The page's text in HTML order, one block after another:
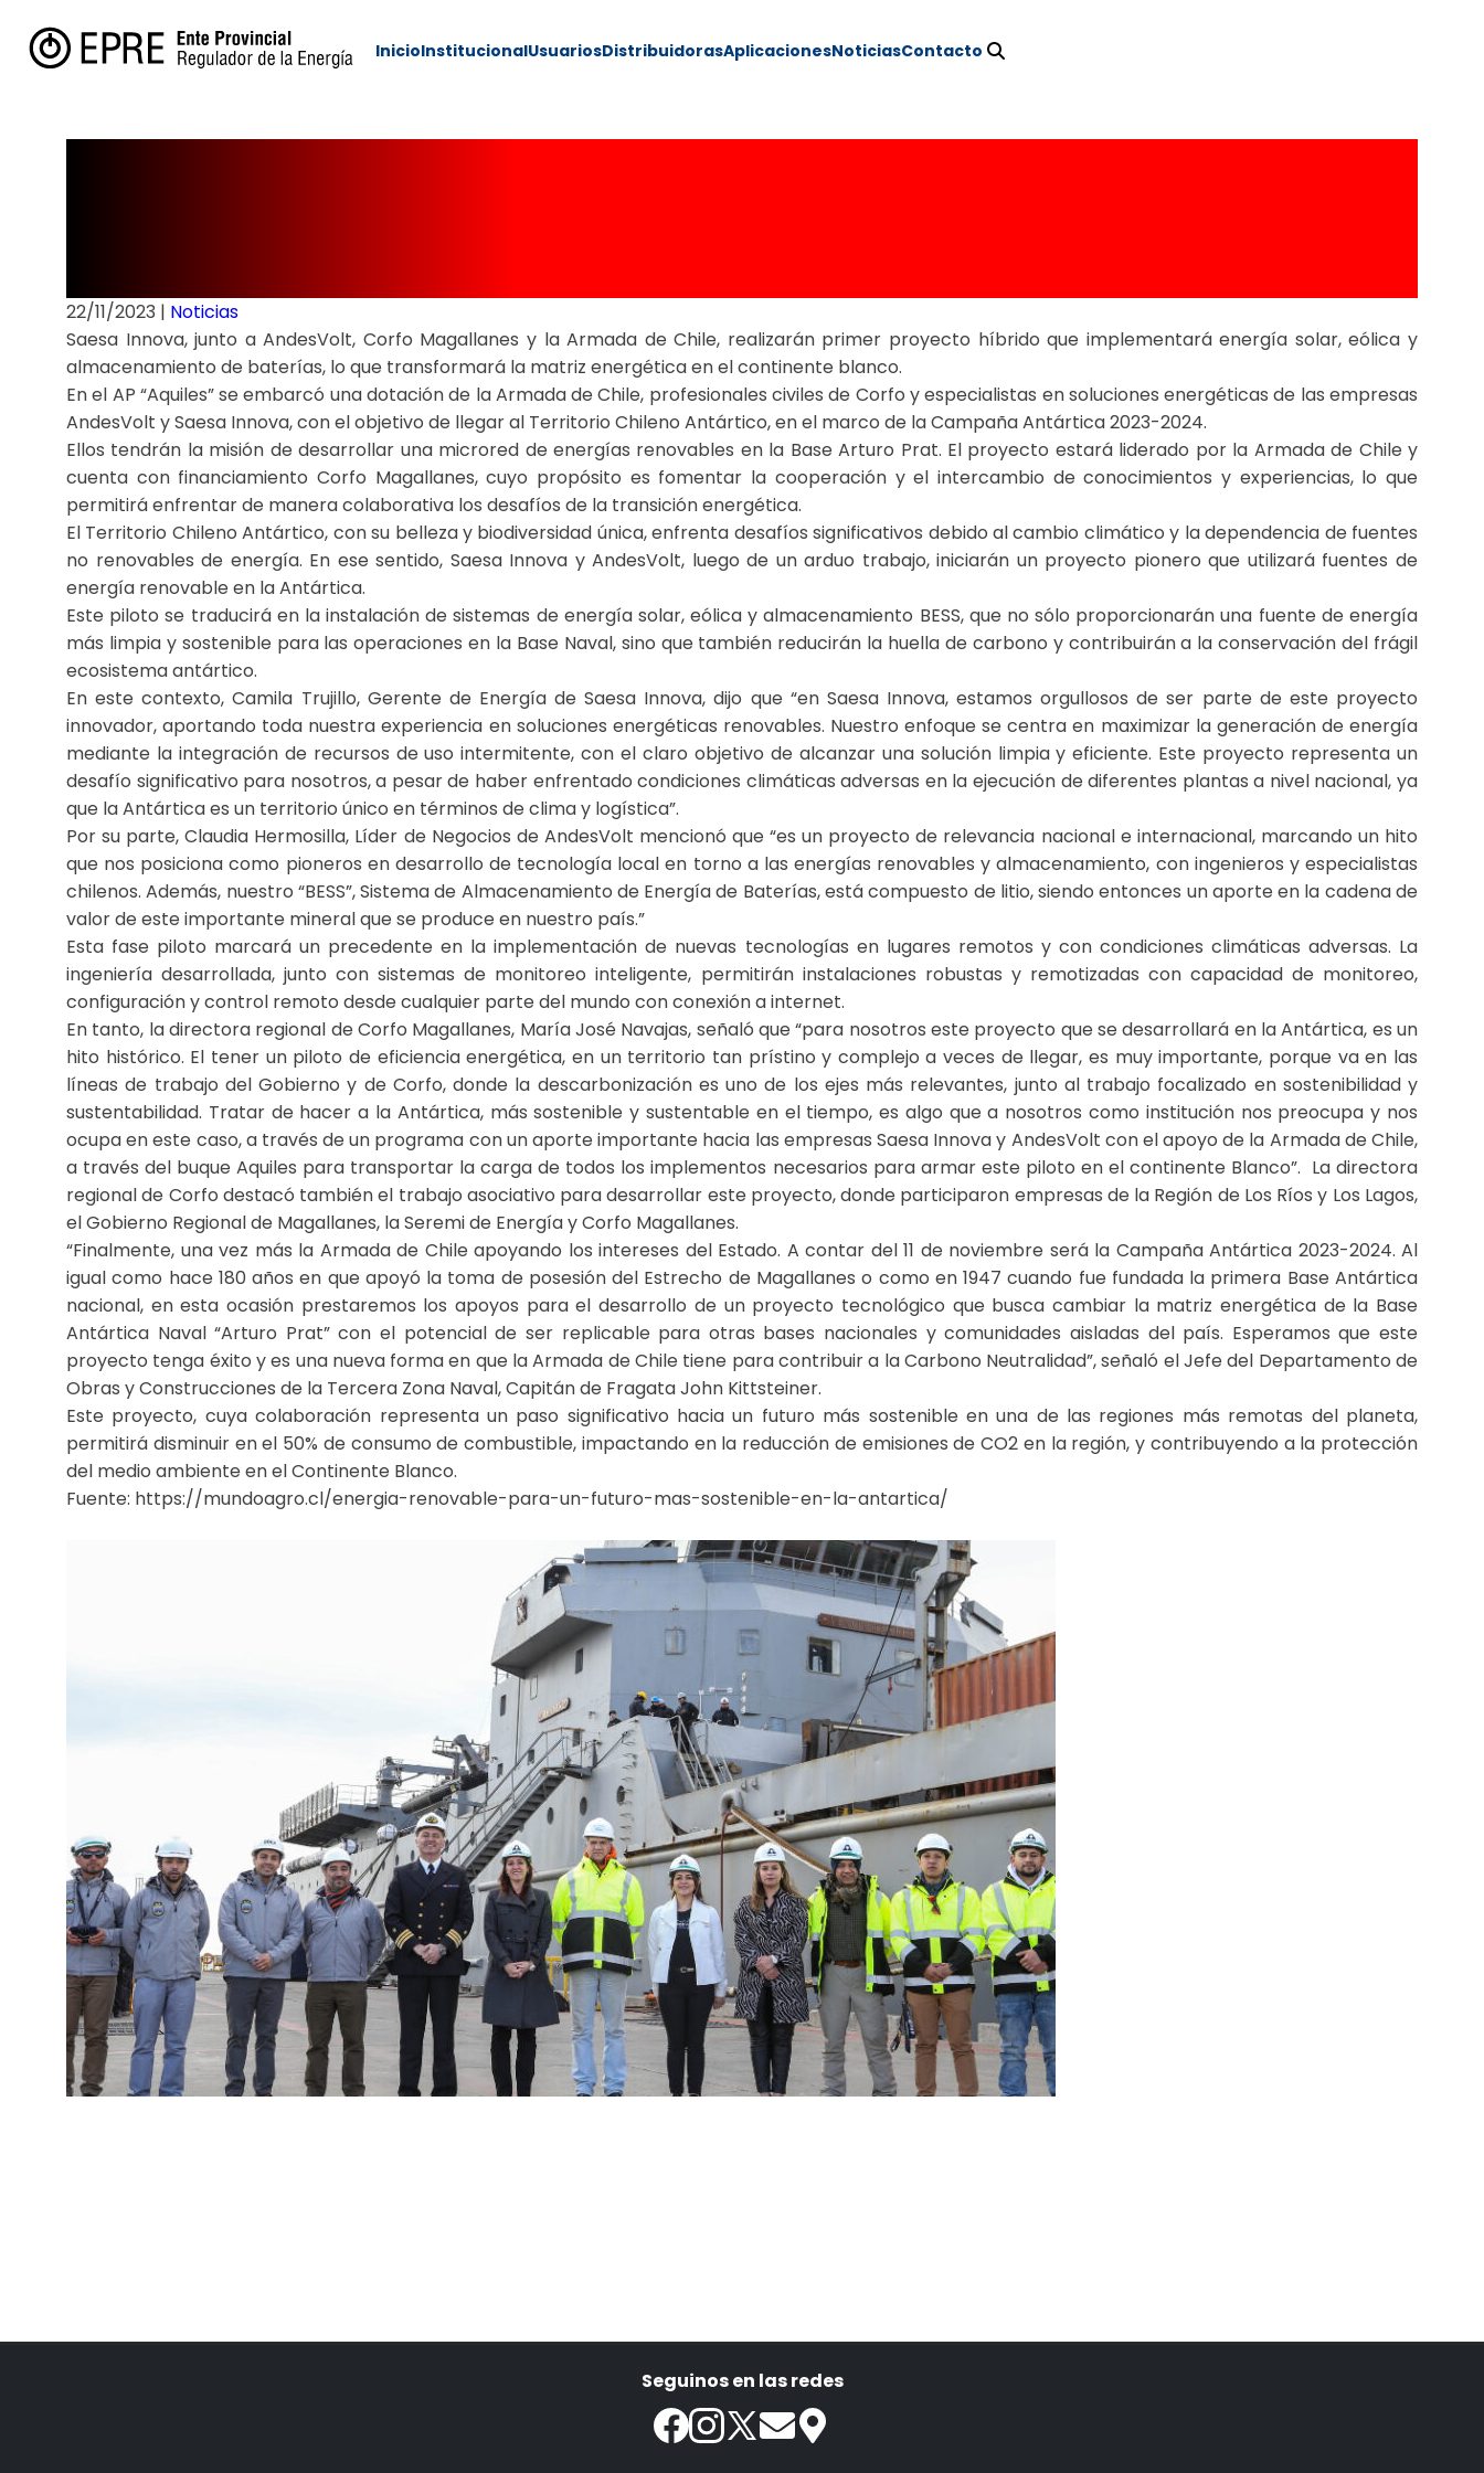
InicioInstitucionalUsuariosDistribuidorasAplicacionesNoticiasContacto
22/11/2023 | Noticias
Saesa Innova, junto a AndesVolt, Corfo Magallanes y la Armada de Chile, realizarán primer proyecto híbrido que implementará energía solar, eólica y
almacenamiento de baterías, lo que transformará la matriz energética en el continente blanco.
En el AP “Aquiles” se embarcó una dotación de la Armada de Chile, profesionales civiles de Corfo y especialistas en soluciones energéticas de las empresas
AndesVolt y Saesa Innova, con el objetivo de llegar al Territorio Chileno Antártico, en el marco de la Campaña Antártica 2023-2024.
Ellos tendrán la misión de desarrollar una microred de energías renovables en la Base Arturo Prat. El proyecto estará liderado por la Armada de Chile y
cuenta con financiamiento Corfo Magallanes, cuyo propósito es fomentar la cooperación y el intercambio de conocimientos y experiencias, lo que
permitirá enfrentar de manera colaborativa los desafíos de la transición energética.
El Territorio Chileno Antártico, con su belleza y biodiversidad única, enfrenta desafíos significativos debido al cambio climático y la dependencia de fuentes
no renovables de energía. En ese sentido, Saesa Innova y AndesVolt, luego de un arduo trabajo, iniciarán un proyecto pionero que utilizará fuentes de
energía renovable en la Antártica.
Este piloto se traducirá en la instalación de sistemas de energía solar, eólica y almacenamiento BESS, que no sólo proporcionarán una fuente de energía
más limpia y sostenible para las operaciones en la Base Naval, sino que también reducirán la huella de carbono y contribuirán a la conservación del frágil
ecosistema antártico.
En este contexto, Camila Trujillo, Gerente de Energía de Saesa Innova, dijo que “en Saesa Innova, estamos orgullosos de ser parte de este proyecto
innovador, aportando toda nuestra experiencia en soluciones energéticas renovables. Nuestro enfoque se centra en maximizar la generación de energía
mediante la integración de recursos de uso intermitente, con el claro objetivo de alcanzar una solución limpia y eficiente. Este proyecto representa un
desafío significativo para nosotros, a pesar de haber enfrentado condiciones climáticas adversas en la ejecución de diferentes plantas a nivel nacional, ya
que la Antártica es un territorio único en términos de clima y logística”.
Por su parte, Claudia Hermosilla, Líder de Negocios de AndesVolt mencionó que “es un proyecto de relevancia nacional e internacional, marcando un hito
que nos posiciona como pioneros en desarrollo de tecnología local en torno a las energías renovables y almacenamiento, con ingenieros y especialistas
chilenos. Además, nuestro “BESS”, Sistema de Almacenamiento de Energía de Baterías, está compuesto de litio, siendo entonces un aporte en la cadena de
valor de este importante mineral que se produce en nuestro país.”
Esta fase piloto marcará un precedente en la implementación de nuevas tecnologías en lugares remotos y con condiciones climáticas adversas. La
ingeniería desarrollada, junto con sistemas de monitoreo inteligente, permitirán instalaciones robustas y remotizadas con capacidad de monitoreo,
configuración y control remoto desde cualquier parte del mundo con conexión a internet.
En tanto, la directora regional de Corfo Magallanes, María José Navajas, señaló que “para nosotros este proyecto que se desarrollará en la Antártica, es un
hito histórico. El tener un piloto de eficiencia energética, en un territorio tan prístino y complejo a veces de llegar, es muy importante, porque va en las
líneas de trabajo del Gobierno y de Corfo, donde la descarbonización es uno de los ejes más relevantes, junto al trabajo focalizado en sostenibilidad y
sustentabilidad. Tratar de hacer a la Antártica, más sostenible y sustentable en el tiempo, es algo que a nosotros como institución nos preocupa y nos
ocupa en este caso, a través de un programa con un aporte importante hacia las empresas Saesa Innova y AndesVolt con el apoyo de la Armada de Chile,
a través del buque Aquiles para transportar la carga de todos los implementos necesarios para armar este piloto en el continente Blanco”. La directora
regional de Corfo destacó también el trabajo asociativo para desarrollar este proyecto, donde participaron empresas de la Región de Los Ríos y Los Lagos,
el Gobierno Regional de Magallanes, la Seremi de Energía y Corfo Magallanes.
“Finalmente, una vez más la Armada de Chile apoyando los intereses del Estado. A contar del 11 de noviembre será la Campaña Antártica 2023-2024. Al
igual como hace 180 años en que apoyó la toma de posesión del Estrecho de Magallanes o como en 1947 cuando fue fundada la primera Base Antártica
nacional, en esta ocasión prestaremos los apoyos para el desarrollo de un proyecto tecnológico que busca cambiar la matriz energética de la Base
Antártica Naval “Arturo Prat” con el potencial de ser replicable para otras bases nacionales y comunidades aisladas del país. Esperamos que este
proyecto tenga éxito y es una nueva forma en que la Armada de Chile tiene para contribuir a la Carbono Neutralidad”, señaló el Jefe del Departamento de
Obras y Construcciones de la Tercera Zona Naval, Capitán de Fragata John Kittsteiner.
Este proyecto, cuya colaboración representa un paso significativo hacia un futuro más sostenible en una de las regiones más remotas del planeta,
permitirá disminuir en el 50% de consumo de combustible, impactando en la reducción de emisiones de CO2 en la región, y contribuyendo a la protección
del medio ambiente en el Continente Blanco.
Fuente: https://mundoagro.cl/energia-renovable-para-un-futuro-mas-sostenible-en-la-antartica/
Seguinos en las redes